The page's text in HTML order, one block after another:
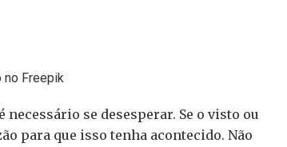
necessário se desesperar. Se o visto ou
para que isso tenha acontecido. Não